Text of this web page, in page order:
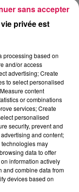
2 min 32 sec
privée est
processing based on
and/or access
advertising; Create
to select personalised
content
or combinations
services; Create
personalised
security, prevent and
and content;
may
data to offer
information actively
and combine data from
devices based on
sans accepter